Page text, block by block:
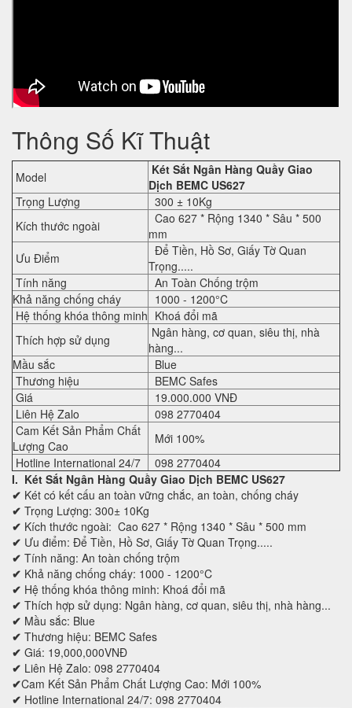
Thông Số Kĩ Thuật
Model
Két Sắt Ngân Hàng Quầy Giao
Dịch BEMC US627
Trọng Lượng
300 ± 10Kg
Kích thước ngoài
Cao 627 * Rộng 1340 * Sâu * 500
mm
Ưu Điểm
Để Tiền, Hồ Sơ, Giấy Tờ Quan
Trọng.....
Tính năng
An Toàn Chống trộm
Khả năng chống cháy
1000 - 1200°C
Hệ thống khóa thông minh Khoá đổi mã
Thích hợp sử dụng
Ngân hàng, cơ quan, siêu thị, nhà
hàng...
Mầu sắc
Blue
Thương hiệu
BEMC Safes
Giá
19.000.000 VNĐ
Liên Hệ Zalo
098 2770404
Cam Kết Sản Phẩm Chất
Lượng Cao
Mới 100%
Hotline International 24/7
098 2770404
I. Két Sắt Ngân Hàng Quầy Giao Dịch BEMC US627
✔ Két có kết cấu an toàn vững chắc, an toàn, chống cháy
✔ Trọng Lượng: 300± 10Kg
✔ Kích thước ngoài: Cao 627 * Rộng 1340 * Sâu * 500 mm
✔ Ưu điểm: Để Tiền, Hồ Sơ, Giấy Tờ Quan Trọng.....
✔ Tính năng: An toàn chống trộm
✔ Khả năng chống cháy: 1000 - 1200°C
✔ Hệ thống khóa thông minh: Khoá đổi mã
✔ Thích hợp sử dụng: Ngân hàng, cơ quan, siêu thị, nhà hàng...
✔ Mầu sắc: Blue
✔ Thương hiệu: BEMC Safes
✔ Giá: 19,000,000VNĐ
✔ Liên Hệ Zalo: 098 2770404
✔Cam Kết Sản Phẩm Chất Lượng Cao: Mới 100%
✔ Hotline International 24/7: 098 2770404